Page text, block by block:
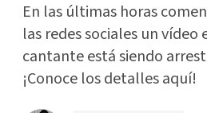
En las últimas horas
las redes sociales un vídeo
cantante está siendo
¡Conoce los detalles aquí!